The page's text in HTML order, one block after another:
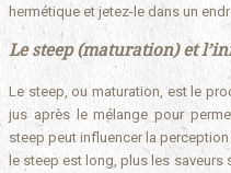
hermétique et jetez-le dans un
Le steep (maturation) et
Le steep, ou maturation, est le
jus après le mélange pour
steep peut influencer la
le steep est long, plus les saveurs